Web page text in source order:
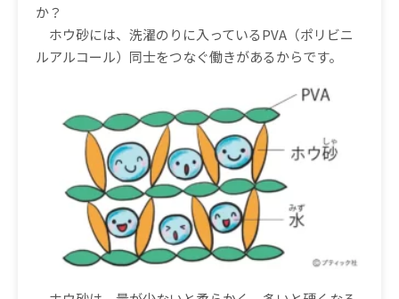
か？
ホウ砂には、洗濯のりに入っているPVA （ポリビニ
ルアルコール）同士をつなぐ働きがあるからです。